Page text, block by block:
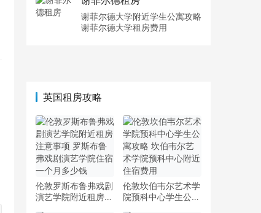
谢菲尔德大学附近学生公寓攻略
谢菲尔德大学租房费用
英国租房攻略
伦敦罗斯布鲁弗戏剧
演艺学院附近租房注
伦敦坎伯韦尔艺术学
院预科中心学生公寓